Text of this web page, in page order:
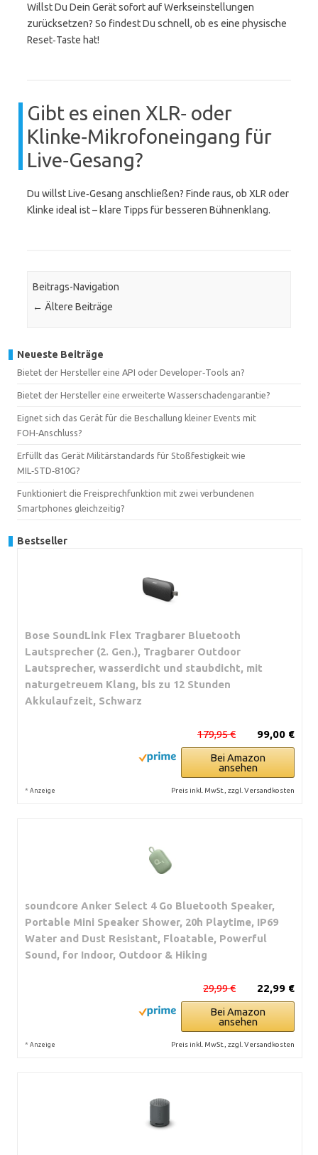
Willst Du Dein Gerät sofort auf Werkseinstellungen
zurücksetzen? So findest Du schnell, ob es eine physische
Reset‑Taste hat!
Gibt es einen XLR‑ oder
Klinke‑Mikrofoneingang für
Live‑Gesang?
Du willst Live‑Gesang anschließen? Finde raus, ob XLR oder
Klinke ideal ist – klare Tipps für besseren Bühnenklang.
Beitrags-Navigation
← Ältere Beiträge
Neueste Beiträge
Bietet der Hersteller eine API oder Developer‑Tools an?
Bietet der Hersteller eine erweiterte Wasserschadengarantie?
Eignet sich das Gerät für die Beschallung kleiner Events mit
FOH‑Anschluss?
Erfüllt das Gerät Militärstandards für Stoßfestigkeit wie
MIL‑STD‑810G?
Funktioniert die Freisprechfunktion mit zwei verbundenen
Smartphones gleichzeitig?
Bestseller
Bose SoundLink Flex Tragbarer Bluetooth
Lautsprecher (2. Gen.), Tragbarer Outdoor
Lautsprecher, wasserdicht und staubdicht, mit
naturgetreuem Klang, bis zu 12 Stunden
Akkulaufzeit, Schwarz
99,00 €
179,95 €
Bei Amazon
ansehen
* Anzeige Preis inkl. MwSt., zzgl. Versandkosten
soundcore Anker Select 4 Go Bluetooth Speaker,
Portable Mini Speaker Shower, 20h Playtime, IP69
Water and Dust Resistant, Floatable, Powerful
Sound, for Indoor, Outdoor & Hiking
22,99 €
29,99 €
Bei Amazon
ansehen
* Anzeige Preis inkl. MwSt., zzgl. Versandkosten